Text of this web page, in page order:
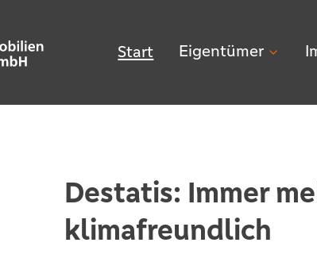
Start Eigentümer
Destatis: Immer
klimafreundlich